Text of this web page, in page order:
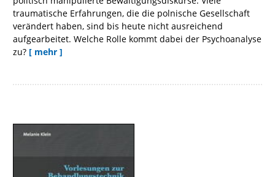
traumatische Erfahrungen, die die polnische Gesellschaft
verändert haben, sind bis heute nicht ausreichend
aufgearbeitet. Welche Rolle kommt dabei der Psychoanalyse
zu? [ mehr ]